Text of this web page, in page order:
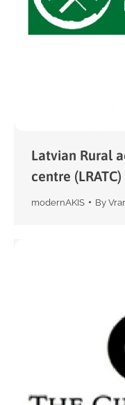
Latvian Rural
centre
modernAKIS By